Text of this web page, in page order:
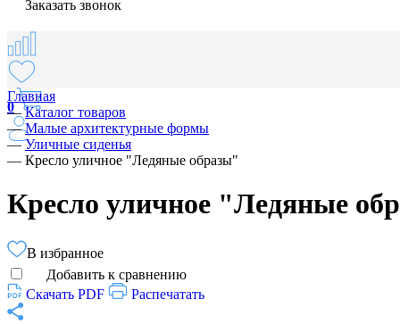
Заказать звонок
0
Главная
—Каталог товаров
—Малые архитектурные формы
—Уличные сиденья
— Кресло уличное "Ледяные образы"
Кресло уличное "Ледяные
В избранное
Добавить к сравнению
Скачать PDF
Распечатать